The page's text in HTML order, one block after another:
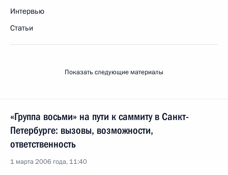
Интервью
Статьи
Показать следующие материалы
«Группа восьми» на пути к саммиту в Санкт-
Петербурге: вызовы, возможности,
ответственность
1 марта 2006 года, 11:40